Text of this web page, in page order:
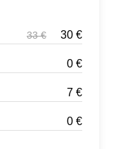
33€ 30 €
0 €
7 €
0 €